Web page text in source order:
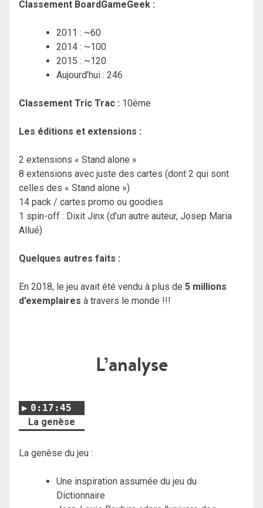
Classement BoardGameGeek :
2011 : ~60
2014 : ~100
2015 : ~120
Aujourd’hui : 246
Classement Tric Trac : 10ème
Les éditions et extensions :
2 extensions « Stand alone »
8 extensions avec juste des cartes (dont 2 qui sont
celles des « Stand alone »)
14 pack / cartes promo ou goodies
1 spin-off : Dixit Jinx (d’un autre auteur, Josep Maria
Allué)
Quelques autres faits :
En 2018, le jeu avait été vendu à plus de 5 millions
d’exemplaires à travers le monde !!!
L’analyse
0:17:45
La genèse
La genèse du jeu :
Une inspiration assumée du jeu du
Dictionnaire